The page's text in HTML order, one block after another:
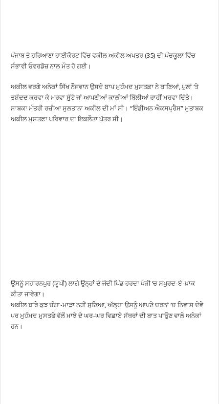
ਪੰਜਾਬ ਤੇ ਹਰਿਆਣਾ ਹਾਈਕੋਰਟ ਵਿੱਚ ਵਕੀਲ ਅਕੀਲ ਅਖਤਰ (35) ਦੀ ਪੰਚਕੂਲਾ ਵਿੱਚ
ਸੰਭਾਵੀ ਓਵਰਡੋਜ਼ ਨਾਲ ਮੌਤ ਹੋ ਗਈ।
ਅਕੀਲ ਵਰਗੇ ਅਨੇਕਾਂ ਸਿੱਖ ਨੌਜਵਾਨ ਉਸਦੇ ਬਾਪ ਮੁਹੰਮਦ ਮੁਸਤਫ਼ਾ ਨੇ ਥਾਣਿਆਂ, ਪੁਲ਼ਾਂ ‘ਤੇ
ਤਸ਼ੱਦਦ ਕਰਵਾ ਕੇ ਮਰਵਾ ਸੁੱਟੇ ਜਾਂ ਆਪਣੀਆਂ ਕਾਲੀਆਂ ਬਿੱਲੀਆਂ ਰਾਹੀਂ ਮਰਵਾ ਦਿੱਤੇ।
ਸਾਬਕਾ ਮੰਤਰੀ ਰਜ਼ੀਆ ਸੁਲਤਾਨਾ ਅਕੀਲ ਦੀ ਮਾਂ ਸੀ। “ਇੰਡੀਅਨ ਐਕਸਪ੍ਰੈਸ” ਮੁਤਾਬਕ
ਅਕੀਲ ਮੁਸਤਫ਼ਾ ਪਰਿਵਾਰ ਦਾ ਇਕਲੌਤਾ ਪੁੱਤਰ ਸੀ।
ਉਸਨੂੰ ਸਹਾਰਨਪੁਰ (ਯੂਪੀ) ਲਾਗੇ ਉਨ੍ਹਾਂ ਦੇ ਜੱਦੀ ਪਿੰਡ ਹਰਦਾ ਖੇੜੀ ‘ਚ ਸਪੁਰਦ-ਏ-ਖ਼ਾਕ
ਕੀਤਾ ਜਾਵੇਗਾ।
ਅਕੀਲ ਬਾਰੇ ਕੁਝ ਚੰਗਾ-ਮਾੜਾ ਨਹੀਂ ਸੁਣਿਆ, ਅੱਲ੍ਹਾ ਉਸਨੂੰ ਆਪਣੇ ਚਰਨਾਂ ‘ਚ ਨਿਵਾਸ ਦੇਵੇ
ਪਰ ਮੁਹੰਮਦ ਮੁਸਤਫੇ ਵੱਲੋਂ ਮਾਝੇ ਦੇ ਘਰ-ਘਰ ਵਿਛਾਏ ਸੱਥਰਾਂ ਦੀ ਬਾਤ ਪਾਉਣ ਵਾਲੇ ਅਨੇਕਾਂ
ਹਨ।